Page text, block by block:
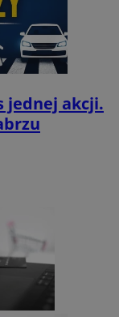
jednej akcji.